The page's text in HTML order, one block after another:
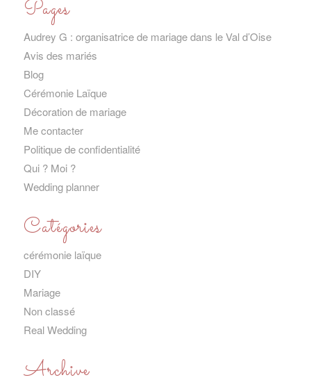
Pages
Audrey G : organisatrice de mariage dans le Val d’Oise
Avis des mariés
Blog
Cérémonie Laïque
Décoration de mariage
Me contacter
Politique de confidentialité
Qui ? Moi ?
Wedding planner
Catégories
cérémonie laïque
DIY
Mariage
Non classé
Real Wedding
Archive